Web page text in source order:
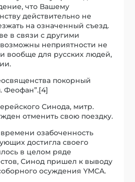
что Вашему
действительно не
на означенный съезд.
в связи с другими
возможны неприятности не
вообще для русских людей,
покорный
Феофан”.[4]
Синода, митр.
отменить свою поездку.
озабоченность
достигла своего
в целом ряде
Синод пришел к выводу
осуждения YMCA.